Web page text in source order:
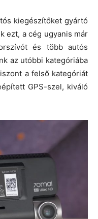
kiegészítőket gyártó
ezt, a cég ugyanis már
és több autós
az utóbbi kategóriába
a felső kategóriát
GPS-szel, kiváló